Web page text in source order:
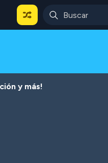
y más!